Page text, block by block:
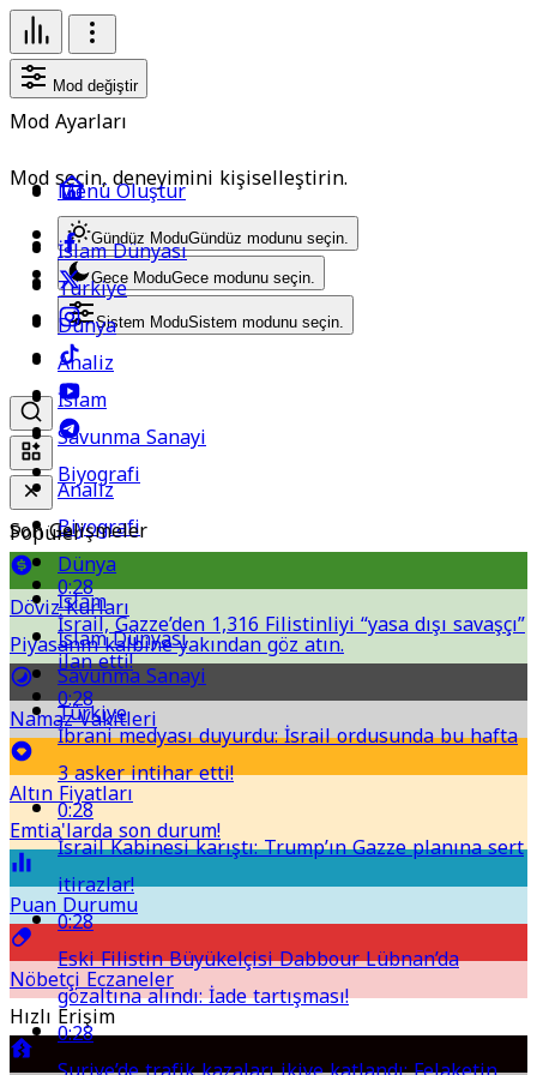
Mod değiştir
Mod Ayarları
Mod seçin, deneyimini kişiselleştirin.
Gündüz ModuGündüz modunu seçin.
Gece ModuGece modunu seçin.
Sistem ModuSistem modunu seçin.
Popüler
Döviz Kurları
Piyasanın kalbine yakından göz atın.
Namaz Vakitleri
Altın Fiyatları
Emtia'larda son durum!
Puan Durumu
Nöbetçi Eczaneler
Hızlı Erişim
Menü Oluştur
Analiz
Biyografi
Dünya
İslam
İslam Dünyası
Savunma Sanayi
Türkiye
İslam Dünyası
Türkiye
Dünya
Analiz
İslam
Savunma Sanayi
Biyografi
Son Gelişmeler
0:28
İsrail, Gazze’den 1,316 Filistinliyi “yasa dışı savaşçı”
ilan etti!
0:28
İbrani medyası duyurdu: İsrail ordusunda bu hafta
3 asker intihar etti!
0:28
İsrail Kabinesi karıştı: Trump’ın Gazze planına sert
itirazlar!
0:28
Eski Filistin Büyükelçisi Dabbour Lübnan’da
gözaltına alındı: İade tartışması!
0:28